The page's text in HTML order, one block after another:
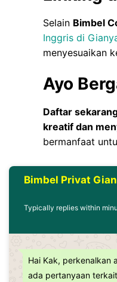
Selain Bimbel
Inggris di
menyesuaikan
Ayo
Daftar
kreatif dan
bermanfaat
Bimbel
Bimbel Privat
Typically replies within
Hai Kak, perkenalkan
ada pertanyaan